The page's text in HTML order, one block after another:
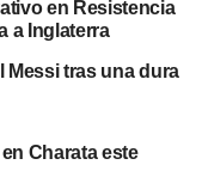
en Resistencia
a Inglaterra
Messi tras una dura
Charata este